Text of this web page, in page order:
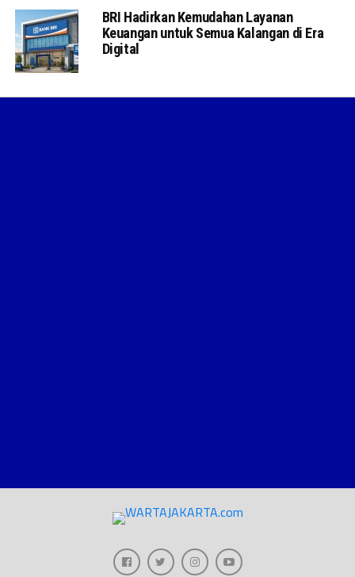
BRI Hadirkan Kemudahan Layanan
Keuangan untuk Semua Kalangan di Era
Digital